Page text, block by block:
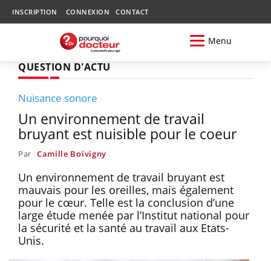
INSCRIPTION CONNEXION CONTACT
Menu
QUESTION D'ACTU
Nuisance sonore
Un environnement de travail
bruyant est nuisible pour le coeur
Par Camille Boivigny
Un environnement de travail bruyant est
mauvais pour les oreilles, mais également
pour le cœur. Telle est la conclusion d’une
large étude menée par l’Institut national pour
la sécurité et la santé au travail aux Etats-
Unis.